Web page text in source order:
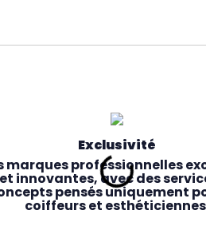
Exclusivité
marques professionnelles
et innovantes, avec des
pensés uniquement
coiffeurs et